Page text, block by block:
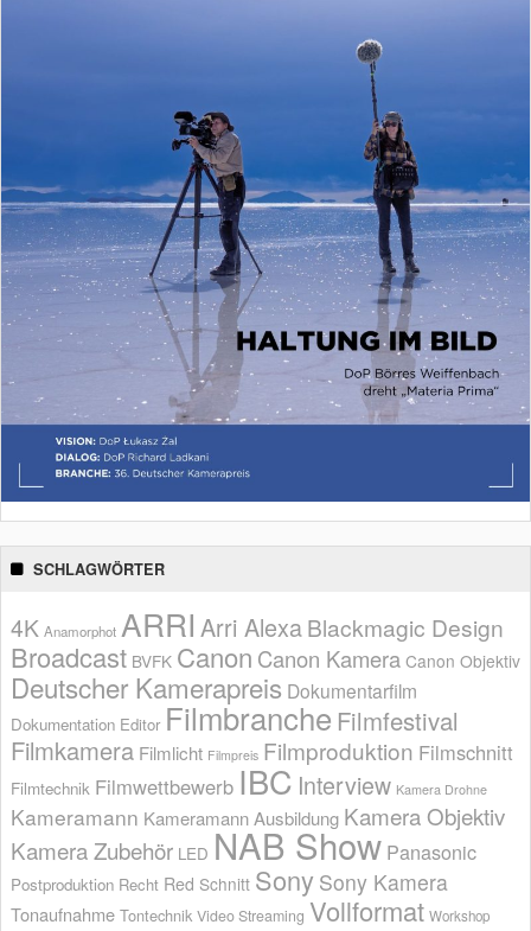
SCHLAGWÖRTER
4K Anamorphot ARRI Arri AlexaBlackmagic Design
Broadcast BVFK Canon Canon Kamera Canon Objektiv
Deutscher Kamerapreis Dokumentarfilm
Dokumentation Editor Filmbranche Filmfestival
Filmkamera Filmlicht Filmpreis Filmproduktion Filmschnitt
Filmtechnik Filmwettbewerb IBC Interview Kamera Drohne
Kameramann Kameramann Ausbildung Kamera Objektiv
Kamera Zubehör LED NAB Show Panasonic
Postproduktion Recht Red Schnitt Sony Sony Kamera
Tonaufnahme Tontechnik Video Streaming Vollformat Workshop